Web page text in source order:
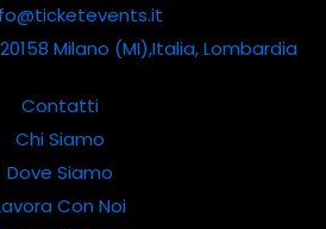
20158 Milano (MI),Italia, Lombardia
Contatti
Chi Siamo
Dove Siamo
Con Noi